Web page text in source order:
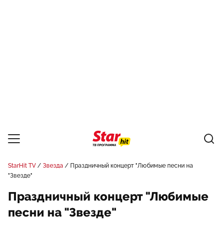
StarHit TV Звезда
Праздничный концерт "Любимые песни на
"Звезде"
Праздничный концерт "Любимые
песни на "Звезде"